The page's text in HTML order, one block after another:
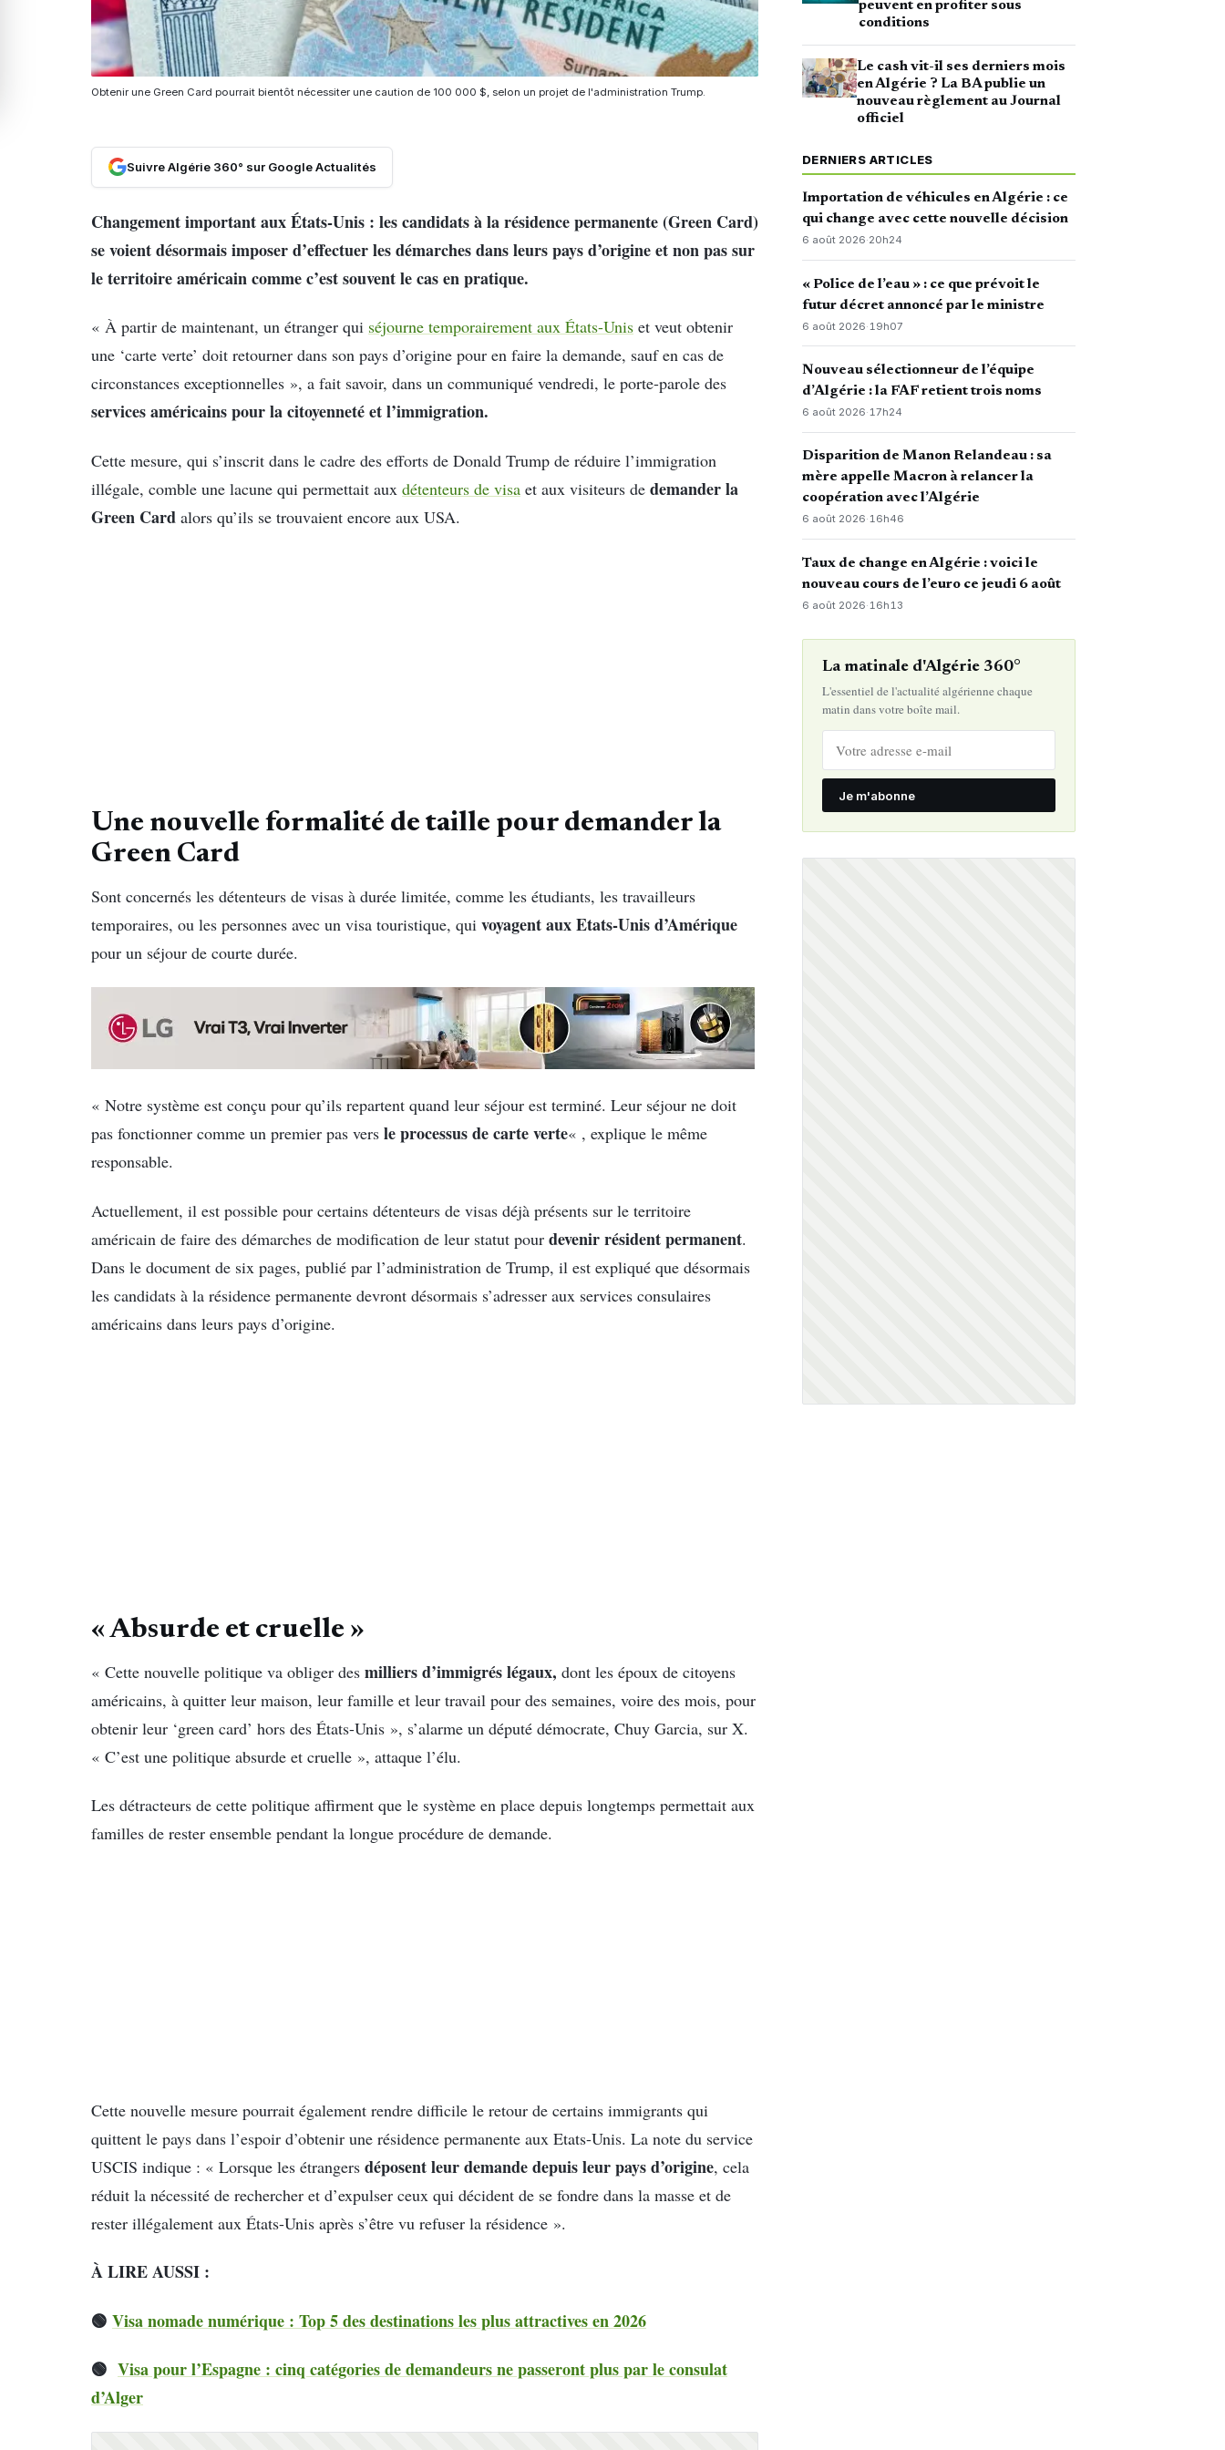
Obtenir une Green Card pourrait bientôt nécessiter une caution de 100 000 $, selon un projet de l'administration Trump.
Suivre Algérie 360° sur Google Actualités
Changement important aux États-Unis : les candidats à la résidence permanente (Green Card)
se voient désormais imposer d’effectuer les démarches dans leurs pays d’origine et non pas sur
le territoire américain comme c’est souvent le cas en pratique.
« À partir de maintenant, un étranger qui séjourne temporairement aux États-Unis et veut obtenir
une ‘carte verte’ doit retourner dans son pays d’origine pour en faire la demande, sauf en cas de
circonstances exceptionnelles », a fait savoir, dans un communiqué vendredi, le porte-parole des
services américains pour la citoyenneté et l’immigration.
Cette mesure, qui s’inscrit dans le cadre des efforts de Donald Trump de réduire l’immigration
illégale, comble une lacune qui permettait aux détenteurs de visa et aux visiteurs de demander la
Green Card alors qu’ils se trouvaient encore aux USA.
Une nouvelle formalité de taille pour demander la
Green Card
Sont concernés les détenteurs de visas à durée limitée, comme les étudiants, les travailleurs
temporaires, ou les personnes avec un visa touristique, qui voyagent aux Etats-Unis d’Amérique
pour un séjour de courte durée.
« Notre système est conçu pour qu’ils repartent quand leur séjour est terminé. Leur séjour ne doit
pas fonctionner comme un premier pas vers le processus de carte verte« , explique le même
responsable.
Actuellement, il est possible pour certains détenteurs de visas déjà présents sur le territoire
américain de faire des démarches de modification de leur statut pour devenir résident permanent.
Dans le document de six pages, publié par l’administration de Trump, il est expliqué que désormais
les candidats à la résidence permanente devront désormais s’adresser aux services consulaires
américains dans leurs pays d’origine.
« Absurde et cruelle »
« Cette nouvelle politique va obliger des milliers d’immigrés légaux, dont les époux de citoyens
américains, à quitter leur maison, leur famille et leur travail pour des semaines, voire des mois, pour
obtenir leur ‘green card’ hors des États-Unis », s’alarme un député démocrate, Chuy Garcia, sur X.
« C’est une politique absurde et cruelle », attaque l’élu.
Les détracteurs de cette politique affirment que le système en place depuis longtemps permettait aux
familles de rester ensemble pendant la longue procédure de demande.
Cette nouvelle mesure pourrait également rendre difficile le retour de certains immigrants qui
quittent le pays dans l’espoir d’obtenir une résidence permanente aux Etats-Unis. La note du service
USCIS indique : « Lorsque les étrangers déposent leur demande depuis leur pays d’origine, cela
réduit la nécessité de rechercher et d’expulser ceux qui décident de se fondre dans la masse et de
rester illégalement aux États-Unis après s’être vu refuser la résidence ».
À LIRE AUSSI :
🟢 Visa nomade numérique : Top 5 des destinations les plus attractives en 2026
🟢 Visa pour l’Espagne : cinq catégories de demandeurs ne passeront plus par le consulat
d’Alger
peuvent en profiter sous
conditions
Le cash vit-il ses derniers mois
en Algérie ? La BA publie un
nouveau règlement au Journal
officiel
DERNIERS ARTICLES
Importation de véhicules en Algérie : ce
qui change avec cette nouvelle décision
6 août 2026·20h24
« Police de l’eau » : ce que prévoit le
futur décret annoncé par le ministre
6 août 2026· 19h07
Nouveau sélectionneur de l’équipe
d’Algérie : la FAF retient trois noms
6 août 2026·17h24
Disparition de Manon Relandeau : sa
mère appelle Macron à relancer la
coopération avec l’Algérie
6 août 2026·16h46
Taux de change en Algérie : voici le
nouveau cours de l’euro ce jeudi 6 août
6 août 2026· 16h13
La matinale d'Algérie 360°
L'essentiel de l'actualité algérienne chaque
matin dans votre boîte mail.
Je m'abonne